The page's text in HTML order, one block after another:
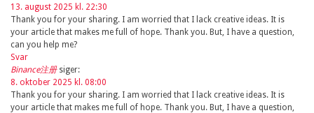
13. august 2025 kl. 22:30
Thank you for your sharing. I am worried that I lack creative ideas. It is
your article that makes me full of hope. Thank you. But, I have a question,
can you help me?
Svar
Binance注册 siger:
8. oktober 2025 kl. 08:00
Thank you for your sharing. I am worried that I lack creative ideas. It is
your article that makes me full of hope. Thank you. But, I have a question,